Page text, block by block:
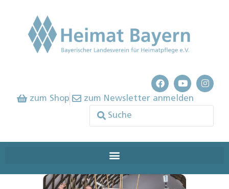
zum Shop zum Newsletter anmelden